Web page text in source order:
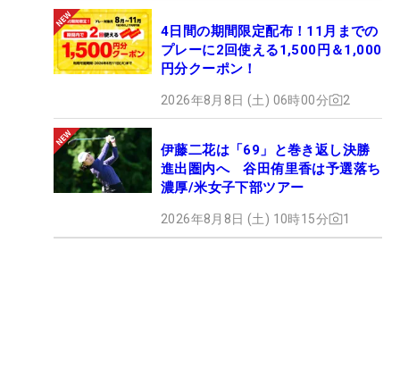
4日間の期間限定配布！11月までの
プレーに2回使える1,500円＆1,000
円分クーポン！
2026年8月8日 (土) 06時00分 2
伊藤二花は「69」と巻き返し決勝
進出圏内へ 谷田侑里香は予選落ち
濃厚/米女子下部ツアー
2026年8月8日 (土) 10時15分 1